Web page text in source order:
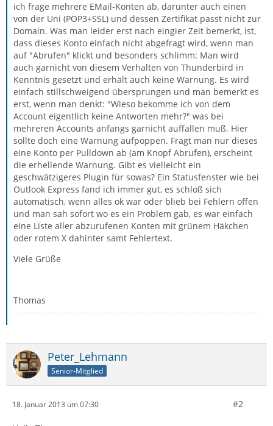
ich frage mehrere EMail-Konten ab, darunter auch einen
von der Uni (POP3+SSL) und dessen Zertifikat passt nicht zur
Domain. Was man leider erst nach eingier Zeit bemerkt, ist,
dass dieses Konto einfach nicht abgefragt wird, wenn man
auf "Abrufen" klickt und besonders schlimm: Man wird
auch garnicht von diesem Verhalten von Thunderbird in
Kenntnis gesetzt und erhält auch keine Warnung. Es wird
einfach stillschweigend übersprungen und man bemerkt es
erst, wenn man denkt: "Wieso bekomme ich von dem
Account eigentlich keine Antworten mehr?" was bei
mehreren Accounts anfangs garnicht auffallen muß. Hier
sollte doch eine Warnung aufpoppen. Fragt man nur dieses
eine Konto per Pulldown ab (am Knopf Abrufen), erscheint
die erhellende Warnung. Gibt es vielleicht ein
geschwätzigeres Plugin für sowas? Ein Statusfenster wie bei
Outlook Express fand ich immer gut, es schloß sich
automatisch, wenn alles ok war oder blieb bei Fehlern offen
und man sah sofort wo es ein Problem gab, es war einfach
eine Liste aller abzurufenen Konten mit grünem Häkchen
oder rotem X dahinter samt Fehlertext.
Viele Grüße
Thomas
Peter_Lehmann
Senior-Mitglied
18. Januar 2013 um 07:30 #2